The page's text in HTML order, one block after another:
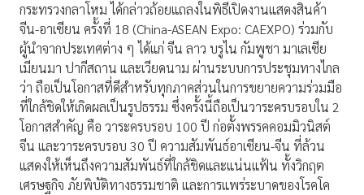
กระทรวงกลาโหม ได้กล่าวถ้อยแถลงในพิธีเปิดงานแสดงสินค้า
จีน-อาเซียน ครั้งที่ 18 (China-ASEAN Expo: CAEXPO) ร่วมกับ
ผู้นำจากประเทศต่าง ๆ ได้แก่ จีน ลาว บรูไน กัมพูชา มาเลเซีย
เมียนมา ปากีสถาน และเวียดนาม ผ่านระบบการประชุมทางไกล
ว่า ถือเป็นโอกาสที่ดีสำหรับทุกภาคส่วนในการขยายความร่วมมือ
ที่ใกล้ชิดให้เกิดผลเป็นรูปธรรม ซึ่งครั้งนี้ถือเป็นวาระครบรอบใน 2
โอกาสสำคัญ คือ วาระครบรอบ 100 ปี ก่อตั้งพรรคคอมมิวนิสต์
จีน และวาระครบรอบ 30 ปี ความสัมพันธ์อาเซียน-จีน ที่ล้วน
แสดงให้เห็นถึงความสัมพันธ์ที่ใกล้ชิดและแน่นแฟ้น ทั้งวิกฤต
เศรษฐกิจ ภัยพิบัติทางธรรมชาติ และการแพร่ระบาดของโรคโค